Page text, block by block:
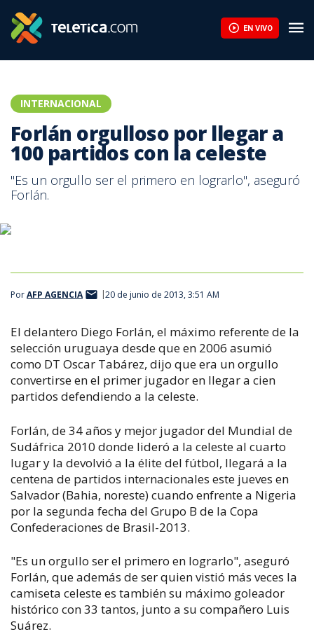
EN VIVO
INTERNACIONAL
Forlán orgulloso por llegar a
100 partidos con la celeste
"Es un orgullo ser el primero en lograrlo", aseguró
Forlán.
PorAFP AGENCIA 20 de junio de 2013, 3:51 AM
El delantero Diego Forlán, el máximo referente de la
selección uruguaya desde que en 2006 asumió
como DT Oscar Tabárez, dijo que era un orgullo
convertirse en el primer jugador en llegar a cien
partidos defendiendo a la celeste.
Forlán, de 34 años y mejor jugador del Mundial de
Sudáfrica 2010 donde lideró a la celeste al cuarto
lugar y la devolvió a la élite del fútbol, llegará a la
centena de partidos internacionales este jueves en
Salvador (Bahia, noreste) cuando enfrente a Nigeria
por la segunda fecha del Grupo B de la Copa
Confederaciones de Brasil-2013.
"Es un orgullo ser el primero en lograrlo", aseguró
Forlán, que además de ser quien vistió más veces la
camiseta celeste es también su máximo goleador
histórico con 33 tantos, junto a su compañero Luis
Suárez.